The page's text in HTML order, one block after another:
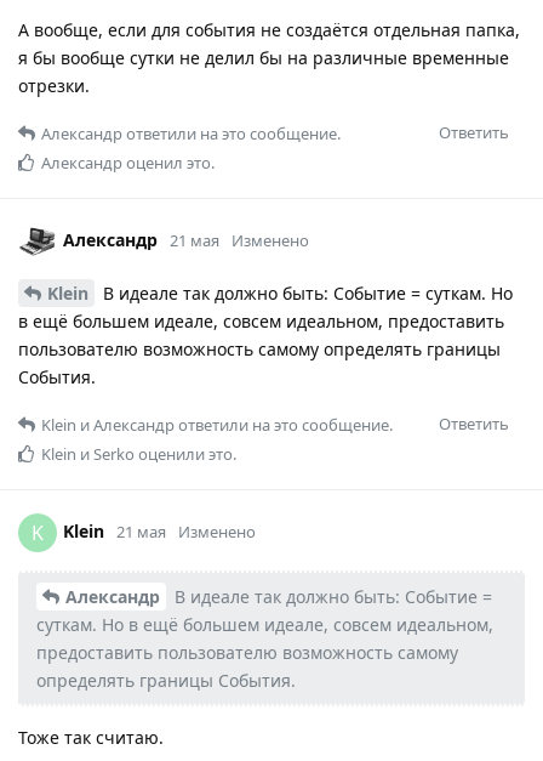
А вообще, если для события не создаётся отдельная папка,
я бы вообще сутки не делил бы на различные временные
отрезки.
Ответить
Александрответили на это сообщение.
Александроценил это.
Александр 21 мая Изменено
Klein
В идеале так должно быть: Событие = суткам. Но
в ещё большем идеале, совсем идеальном, предоставить
пользователю возможность самому определять границы
События.
Ответить
Klein иАлександрответили на это сообщение.
Klein иSerko оценили это.
K Klein 21 мая Изменено
Александр
В идеале так должно быть: Событие =
суткам. Но в ещё большем идеале, совсем идеальном,
предоставить пользователю возможность самому
определять границы События.
Тоже так считаю.